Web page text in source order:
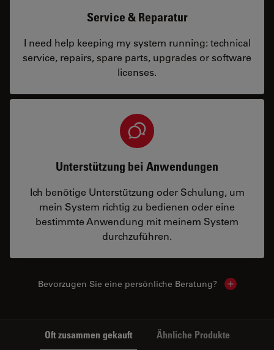
Service & Reparatur
I need help keeping my system running: technical
service, repairs, spare parts, upgrades or software
licenses.
Unterstützung bei Anwendungen
Ich benötige Unterstützung oder Schulung, um
mein System richtig zu bedienen oder eine
bestimmte Anwendung mit meinem System
durchzuführen.
Bevorzugen Sie eine persönliche Beratung? Show
Oft zusammen gekauft Ähnliche Produkte